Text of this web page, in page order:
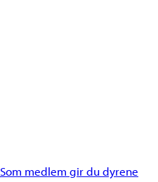
Som medlem gir du dyrene